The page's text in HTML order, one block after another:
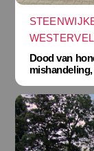
Dood van